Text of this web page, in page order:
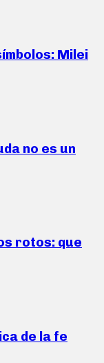
Milei
no es un
rotos: que
de la fe